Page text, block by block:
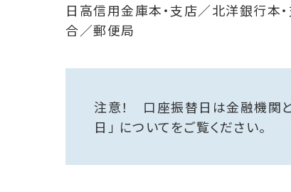
日高信用金庫本・支店／北洋銀行
合／郵便局
注意！ 口座振替日は金融機関と
日」 についてをご覧ください。